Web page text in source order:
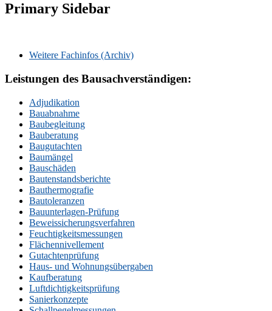
Primary Sidebar
Weitere Fachinfos (Archiv)
Leistungen des Bausachverständigen:
Adjudikation
Bauabnahme
Baubegleitung
Bauberatung
Baugutachten
Baumängel
Bauschäden
Bautenstandsberichte
Bauthermografie
Bautoleranzen
Bauunterlagen-Prüfung
Beweissicherungsverfahren
Feuchtigkeitsmessungen
Flächennivellement
Gutachtenprüfung
Haus- und Wohnungsübergaben
Kaufberatung
Luftdichtigkeitsprüfung
Sanierkonzepte